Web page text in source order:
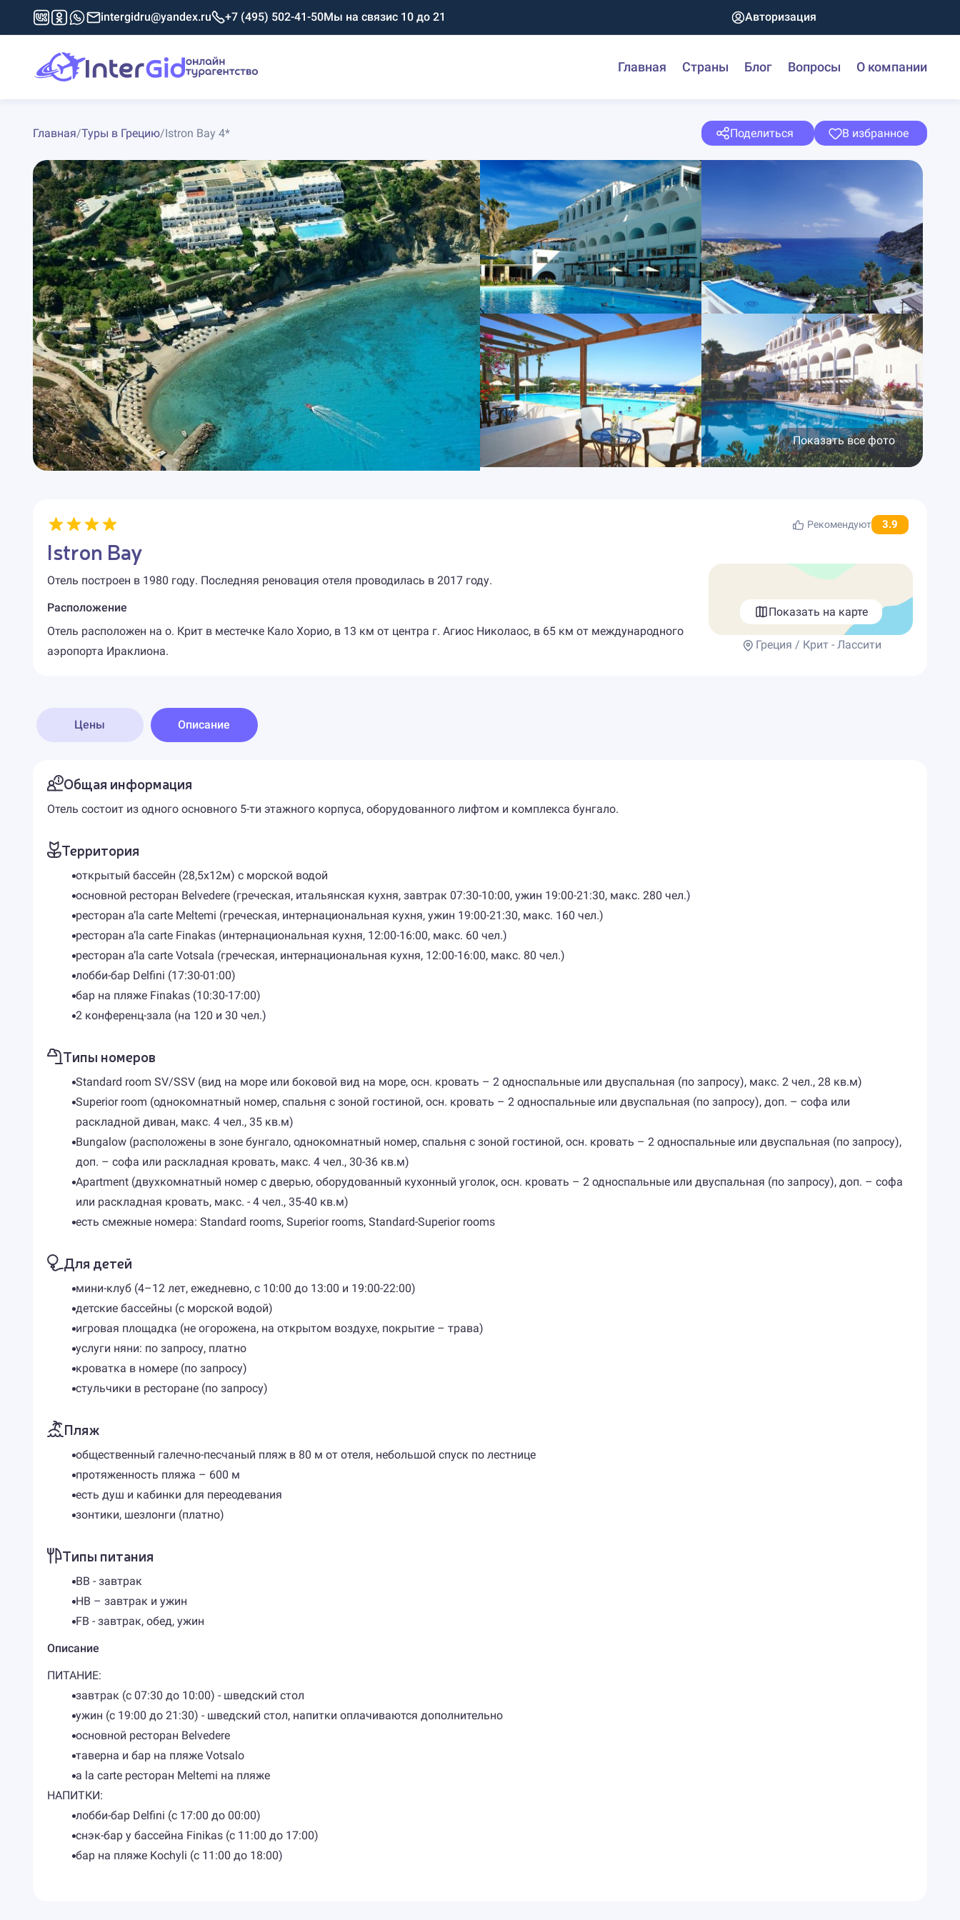
intergidru@yandex.ru +7 (495) 502-41-50Мы на связис 10 до 21 Авторизация
Главная Страны Блог Вопросы О компании
Главная/Туры в Грецию/Istron Bay 4* Поделиться В избранное
Показать все фото
Рекомендуют 3.9
Istron Bay
Отель построен в 1980 году. Последняя реновация отеля проводилась в 2017 году.
Расположение
Отель расположен на о. Крит в местечке Кало Хорио, в 13 км от центра г. Агиос Николаос, в 65 км от международного
аэропорта Ираклиона.
Показать на карте
Греция / Крит - Лассити
Цены Описание
Общая информация
Отель состоит из одного основного 5-ти этажного корпуса, оборудованного лифтом и комплекса бунгало.
Территория
открытый бассейн (28,5x12м) с морской водой
основной ресторан Belvedere (греческая, итальянская кухня, завтрак 07:30-10:00, ужин 19:00-21:30, макс. 280 чел.)
ресторан a’la carte Meltemi (греческая, интернациональная кухня, ужин 19:00-21:30, макс. 160 чел.)
ресторан a’la carte Finakas (интернациональная кухня, 12:00-16:00, макс. 60 чел.)
ресторан a’la carte Votsala (греческая, интернациональная кухня, 12:00-16:00, макс. 80 чел.)
лобби-бар Delfini (17:30-01:00)
бар на пляже Finakas (10:30-17:00)
2 конференц-зала (на 120 и 30 чел.)
Типы номеров
Standard room SV/SSV (вид на море или боковой вид на море, осн. кровать – 2 односпальные или двуспальная (по запросу), макс. 2 чел., 28 кв.м)
Superior room (однокомнатный номер, спальня с зоной гостиной, осн. кровать – 2 односпальные или двуспальная (по запросу), доп. – софа или
раскладной диван, макс. 4 чел., 35 кв.м)
Bungalow (расположены в зоне бунгало, однокомнатный номер, спальня с зоной гостиной, осн. кровать – 2 односпальные или двуспальная (по запросу),
доп. – софа или раскладная кровать, макс. 4 чел., 30-36 кв.м)
Apartment (двухкомнатный номер с дверью, оборудованный кухонный уголок, осн. кровать – 2 односпальные или двуспальная (по запросу), доп. – софа
или раскладная кровать, макс. - 4 чел., 35-40 кв.м)
есть смежные номера: Standard rooms, Superior rooms, Standard-Superior rooms
Для детей
мини-клуб (4–12 лет, ежедневно, с 10:00 до 13:00 и 19:00-22:00)
детские бассейны (с морской водой)
игровая площадка (не огорожена, на открытом воздухе, покрытие – трава)
услуги няни: по запросу, платно
кроватка в номере (по запросу)
стульчики в ресторане (по запросу)
Пляж
общественный галечно-песчаный пляж в 80 м от отеля, небольшой спуск по лестнице
протяженность пляжа – 600 м
есть душ и кабинки для переодевания
зонтики, шезлонги (платно)
Типы питания
BB - завтрак
HB – завтрак и ужин
FB - завтрак, обед, ужин
Описание
ПИТАНИЕ:
​завтрак (с 07:30 до 10:00) - шведский стол
ужин (с 19:00 до 21:30) - шведский стол, напитки оплачиваются дополнительно
основной ресторан Belvedere
таверна и бар на пляже Votsalo
a la carte ресторан Meltemi на пляже
НАПИТКИ:
лобби-бар Delfini (с 17:00 до 00:00)
снэк-бар у бассейна Finikas (с 11:00 до 17:00)
бар на пляже Kochyli (с 11:00 до 18:00)